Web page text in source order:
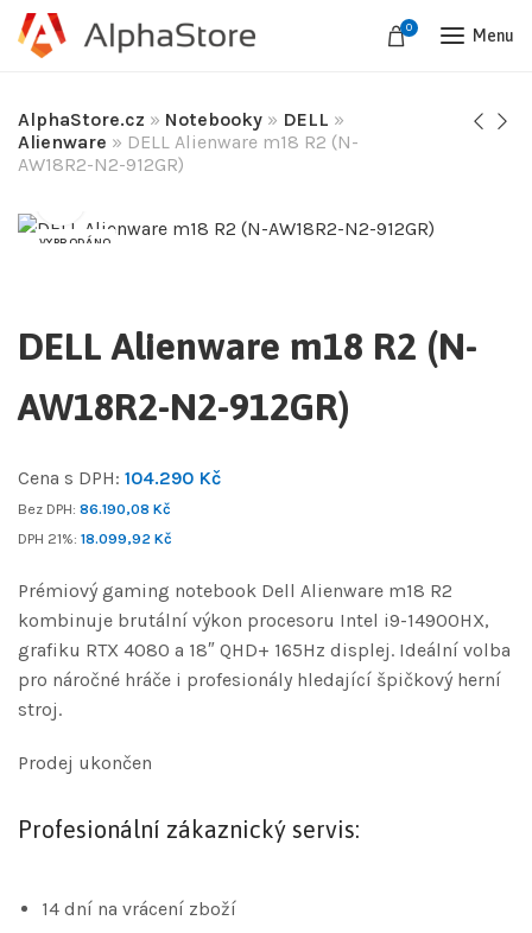
0 Menu
AlphaStore.cz » Notebooky » DELL »
Alienware » DELL Alienware m18 R2 (N-
AW18R2-N2-912GR)
VYPRODÁNO
DELL Alienware m18 R2 (N-
AW18R2-N2-912GR)
Cena s DPH: 104.290 Kč
Bez DPH: 86.190,08 Kč
DPH 21%: 18.099,92 Kč
Prémiový gaming notebook Dell Alienware m18 R2
kombinuje brutální výkon procesoru Intel i9-14900HX,
grafiku RTX 4080 a 18″ QHD+ 165Hz displej. Ideální volba
pro náročné hráče i profesionály hledající špičkový herní
stroj.
Prodej ukončen
Profesionální zákaznický servis:
14 dní na vrácení zboží